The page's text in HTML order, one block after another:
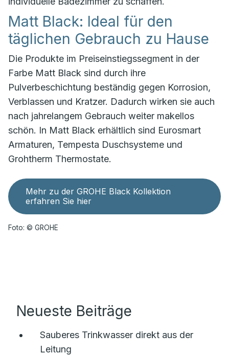
Matt Black: Ideal für den
täglichen Gebrauch zu Hause
Die Produkte im Preiseinstiegssegment in der
Farbe Matt Black sind durch ihre
Pulverbeschichtung beständig gegen Korrosion,
Verblassen und Kratzer. Dadurch wirken sie auch
nach jahrelangem Gebrauch weiter makellos
schön. In Matt Black erhältlich sind Eurosmart
Armaturen, Tempesta Duschsysteme und
Grohtherm Thermostate.
Mehr zu der GROHE Black Kollektion
erfahren Sie hier
Foto: © GROHE
Neueste Beiträge
Sauberes Trinkwasser direkt aus der
Leitung